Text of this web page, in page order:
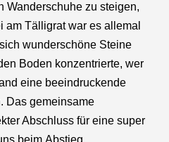
Wanderschuhe zu steigen,
am Tälligrat war es allemal
wunderschöne Steine
Boden konzentrierte, wer
eine beeindruckende
Das gemeinsame
Abschluss für eine super